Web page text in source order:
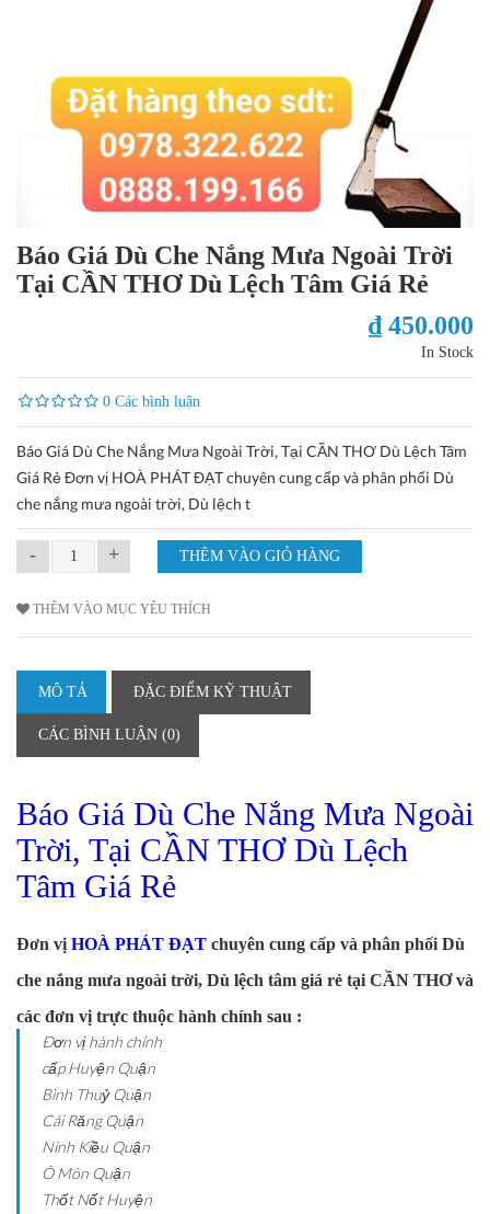
Báo Giá Dù Che Nắng Mưa Ngoài Trời
Tại CẦN THƠ Dù Lệch Tâm Giá Rẻ
₫ 450.000
In Stock
0 Các bình luận
Báo Giá Dù Che Nắng Mưa Ngoài Trời, Tại CẦN THƠ Dù Lệch Tâm
Giá Rẻ Đơn vị HOÀ PHÁT ĐẠT chuyên cung cấp và phân phối Dù
che nắng mưa ngoài trời, Dù lệch t
- +
THÊM VÀO MỤC YÊU THÍCH
MÔ TẢ ĐẶC ĐIỂM KỸ THUẬT
CÁC BÌNH LUẬN (0)
Báo Giá Dù Che Nắng Mưa Ngoài
Trời, Tại CẦN THƠ Dù Lệch
Tâm Giá Rẻ
Đơn vị HOÀ PHÁT ĐẠT chuyên cung cấp và phân phối Dù
che nắng mưa ngoài trời, Dù lệch tâm giá rẻ tại CẦN THƠ và
các đơn vị trực thuộc hành chính sau :
Ðơn vị hành chính
cấp Huyện Quận
Bình Thuỷ Quận
Cái Răng Quận
Ninh Kiều Quận
Ô Môn Quận
Thốt Nốt Huyện